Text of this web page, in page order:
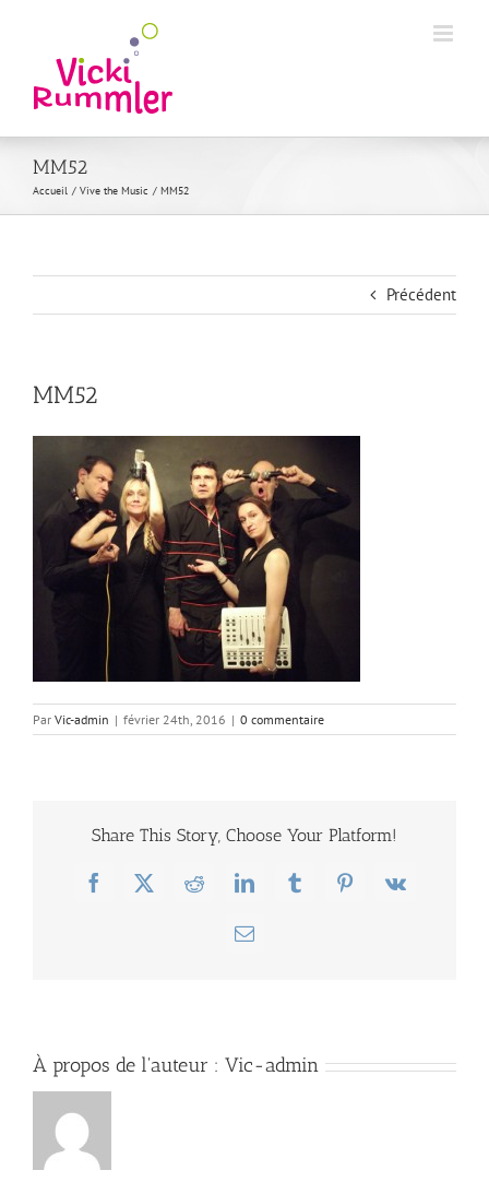
MM52
Accueil Vive the Music MM52
Précédent
MM52
Par Vic-admin | février 24th, 2016 | 0 commentaire
Share This Story, Choose Your Platform!
Facebook
X RedditLinkedInTumblrPinterest
Vk
Email
À propos de l'auteur : Vic-admin